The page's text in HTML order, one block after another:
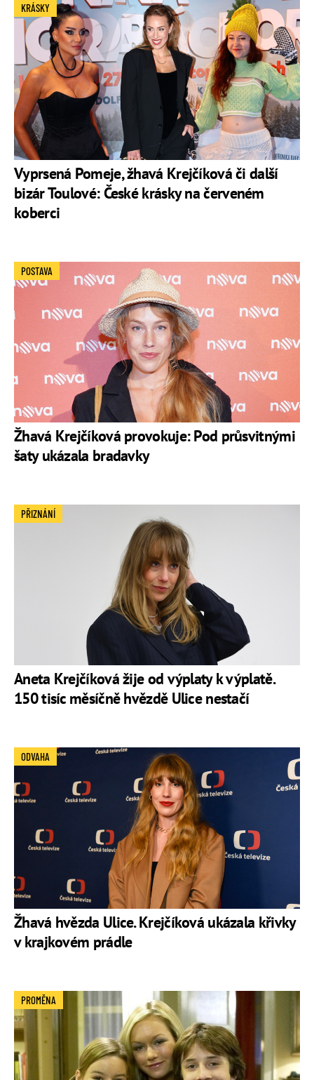
Vyprsená Pomeje, žhavá Krejčíková či další
bizár Toulové: České krásky na červeném
koberci
KRÁSKY
Žhavá Krejčíková provokuje: Pod průsvitnými
šaty ukázala bradavky
POSTAVA
Aneta Krejčíková žije od výplaty k výplatě.
150 tisíc měsíčně hvězdě Ulice nestačí
PŘIZNÁNÍ
Žhavá hvězda Ulice. Krejčíková ukázala křivky
v krajkovém prádle
ODVAHA
PROMĚNA